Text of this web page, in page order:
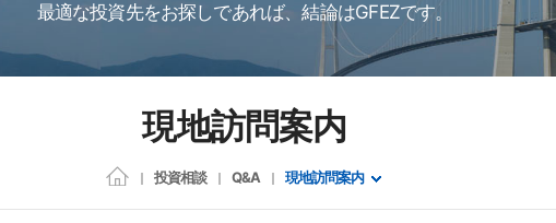
最適な投資先をお探しであれば、結論はGFEZです。
現地訪問案内
投資相談 Q&A 現地訪問案内